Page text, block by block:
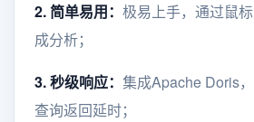
2. 简单易用： 极易上手，通过鼠
成分析；
3. 秒级响应： 集成Apache Doris
查询返回延时；